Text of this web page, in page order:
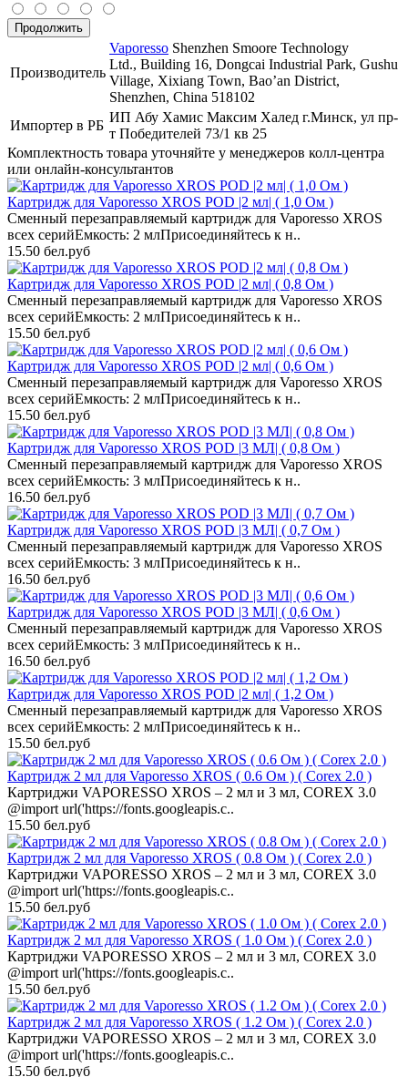
Продолжить
Производитель
Vaporesso Shenzhen Smoore Technology
Ltd., Building 16, Dongcai Industrial Park, Gushu
Village, Xixiang Town, Bao’an District,
Shenzhen, China 518102
Импортер в РБ
ИП Абу Хамис Максим Халед г.Минск, ул пр-
т Победителей 73/1 кв 25
Комплектность товара уточняйте у менеджеров колл-центра
или онлайн-консультантов
Картридж для Vaporesso XROS POD |2 мл| ( 1,0 Ом )
Сменный перезаправляемый картридж для Vaporesso XROS
всех серийЕмкость: 2 млПрисоединяйтесь к н..
15.50 бел.руб
Картридж для Vaporesso XROS POD |2 мл| ( 0,8 Ом )
Сменный перезаправляемый картридж для Vaporesso XROS
всех серийЕмкость: 2 млПрисоединяйтесь к н..
15.50 бел.руб
Картридж для Vaporesso XROS POD |2 мл| ( 0,6 Ом )
Сменный перезаправляемый картридж для Vaporesso XROS
всех серийЕмкость: 2 млПрисоединяйтесь к н..
15.50 бел.руб
Картридж для Vaporesso XROS POD |3 МЛ| ( 0,8 Ом )
Сменный перезаправляемый картридж для Vaporesso XROS
всех серийЕмкость: 3 млПрисоединяйтесь к н..
16.50 бел.руб
Картридж для Vaporesso XROS POD |3 МЛ| ( 0,7 Ом )
Сменный перезаправляемый картридж для Vaporesso XROS
всех серийЕмкость: 3 млПрисоединяйтесь к н..
16.50 бел.руб
Картридж для Vaporesso XROS POD |3 МЛ| ( 0,6 Ом )
Сменный перезаправляемый картридж для Vaporesso XROS
всех серийЕмкость: 3 млПрисоединяйтесь к н..
16.50 бел.руб
Картридж для Vaporesso XROS POD |2 мл| ( 1,2 Ом )
Сменный перезаправляемый картридж для Vaporesso XROS
всех серийЕмкость: 2 млПрисоединяйтесь к н..
15.50 бел.руб
Картридж 2 мл для Vaporesso XROS ( 0.6 Ом ) ( Corex 2.0 )
Картриджи VAPORESSO XROS – 2 мл и 3 мл, COREX 3.0
@import url('https://fonts.googleapis.c..
15.50 бел.руб
Картридж 2 мл для Vaporesso XROS ( 0.8 Ом ) ( Corex 2.0 )
Картриджи VAPORESSO XROS – 2 мл и 3 мл, COREX 3.0
@import url('https://fonts.googleapis.c..
15.50 бел.руб
Картридж 2 мл для Vaporesso XROS ( 1.0 Ом ) ( Corex 2.0 )
Картриджи VAPORESSO XROS – 2 мл и 3 мл, COREX 3.0
@import url('https://fonts.googleapis.c..
15.50 бел.руб
Картридж 2 мл для Vaporesso XROS ( 1.2 Ом ) ( Corex 2.0 )
Картриджи VAPORESSO XROS – 2 мл и 3 мл, COREX 3.0
@import url('https://fonts.googleapis.c..
15.50 бел.руб